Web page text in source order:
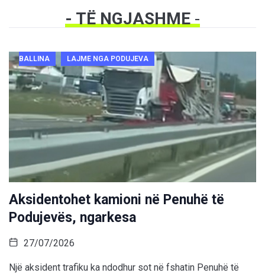
- TË NGJASHME -
BALLINA LAJME NGA PODUJEVA
Aksidentohet kamioni në Penuhë të
Podujevës, ngarkesa
27/07/2026
Një aksident trafiku ka ndodhur sot në fshatin Penuhë të